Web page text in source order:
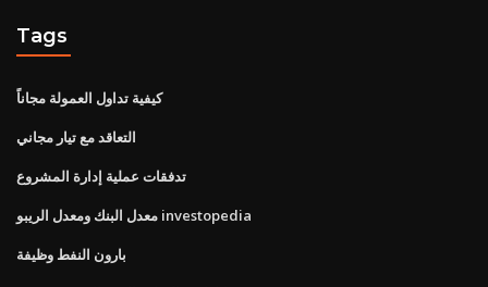
Tags
كيفية تداول العمولة مجاناً
التعاقد مع تيار مجاني
تدفقات عملية إدارة المشروع
معدل البنك ومعدل الريبو investopedia
بارون النفط وظيفة